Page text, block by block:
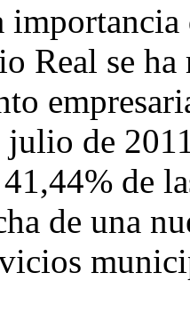
Real se
de
de
de una